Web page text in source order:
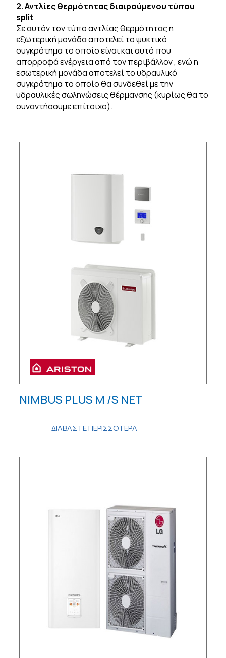
2. Αντλίες θερμότητας διαιρούμενου τύπου
split
Σε αυτόν τον τύπο αντλίας θερμότητας η
εξωτερική μονάδα αποτελεί το ψυκτικό
συγκρότημα το οποίο είναι και αυτό που
απορροφά ενέργεια από τον περιβάλλον , ενώ η
εσωτερική μονάδα αποτελεί το υδραυλικό
συγκρότημα το οποίο θα συνδεθεί με την
υδραυλικές σωληνώσεις θέρμανσης (κυρίως θα το
συναντήσουμε επίτοιχο).
NIMBUS PLUS M /S NET
ΔΙΑΒΑΣΤΕ ΠΕΡΙΣΣΟΤΕΡΑ